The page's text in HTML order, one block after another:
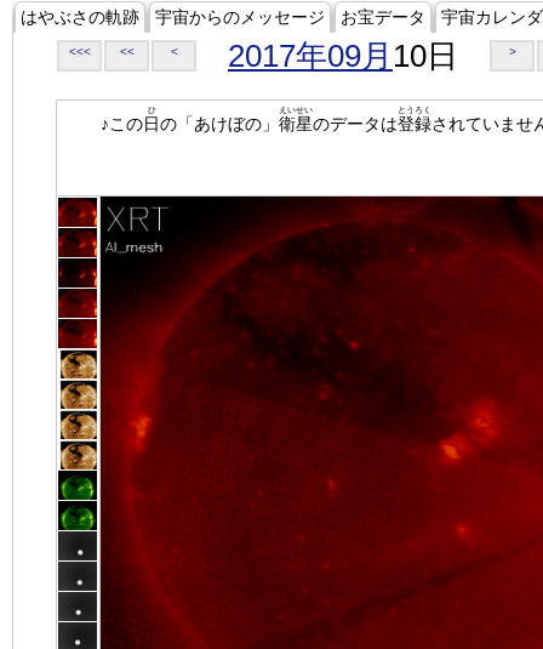
はやぶさの軌跡 宇宙からのメッセージ お宝データ 宇宙カレン
<<< << < 2017年09月 10日 >
♪この日
ひ
の「あけぼの」 衛星
えいせい
のデータは登録
とうろく
されていませ